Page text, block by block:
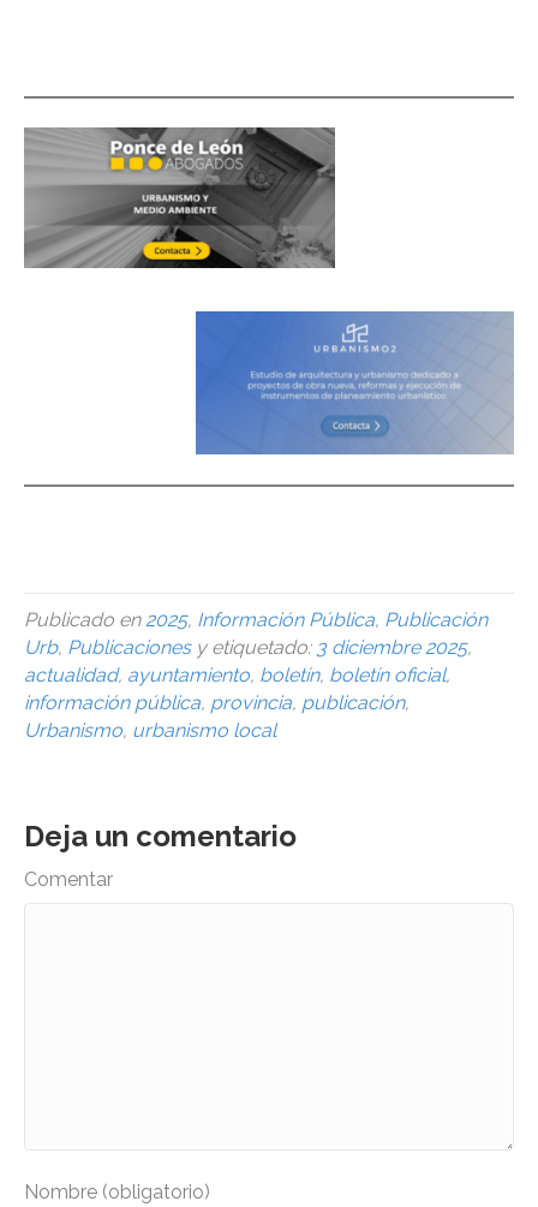
Publicado en2025, Información Pública, Publicación
Urb, Publicacionesy etiquetado: 3 diciembre 2025,
actualidad, ayuntamiento, boletín, boletín oficial,
información pública, provincia, publicación,
Urbanismo, urbanismo local
Deja un comentario
Comentar
Nombre (obligatorio)